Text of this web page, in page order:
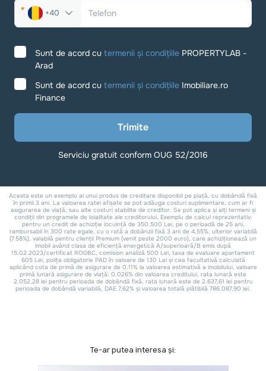
Te-ar putea interesa și: